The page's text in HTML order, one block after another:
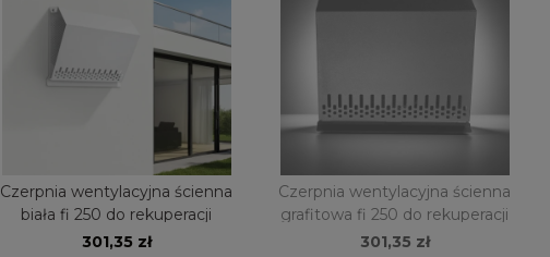
Czerpnia wentylacyjna ścienna
biała fi 250 do rekuperacji
301,35 zł
Czerpnia wentylacyjna ścienna
grafitowa fi 250 do rekuperacji
301,35 zł